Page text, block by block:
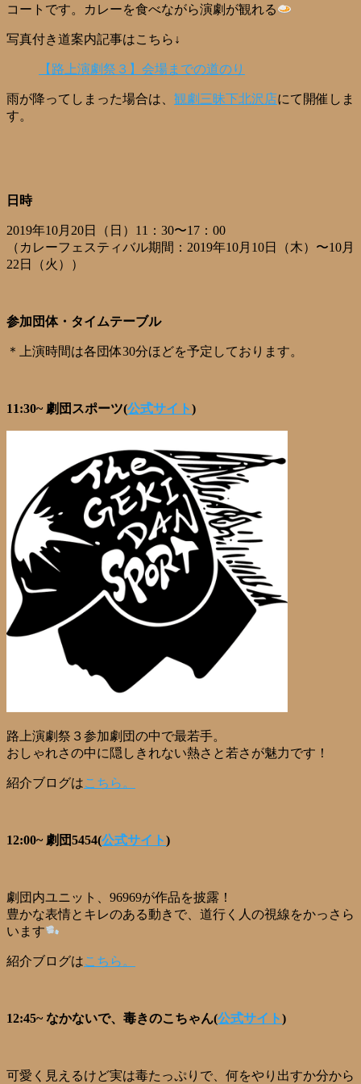
コートです。カレーを食べながら演劇が観れる
写真付き道案内記事はこちら↓
【路上演劇祭３】会場までの道のり
雨が降ってしまった場合は、 観劇三昧下北沢店にて開催しま
す。
日時
2019年10月20日（日）11：30〜17：00
（カレーフェスティバル期間：2019年10月10日（木）〜10月
22日（火））
参加団体・タイムテーブル
＊上演時間は各団体30分ほどを予定しております。
11:30~ 劇団スポーツ(公式サイト)
路上演劇祭３参加劇団の中で最若手。
おしゃれさの中に隠しきれない熱さと若さが魅力です！
紹介ブログはこちら。
12:00~ 劇団5454(公式サイト)
劇団内ユニット、96969が作品を披露！
豊かな表情とキレのある動きで、道行く人の視線をかっさら
います
紹介ブログはこちら。
12:45~ なかないで、毒きのこちゃん(公式サイト)
可愛く見えるけど実は毒たっぷりで、何をやり出すか分から